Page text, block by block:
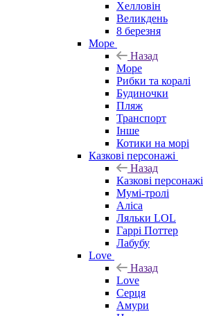
Хелловін
Великдень
8 березня
Море
Назад
Море
Рибки та коралі
Будиночки
Пляж
Транспорт
Інше
Котики на морі
Казкові персонажі
Назад
Казкові персонажі
Мумі-тролі
Аліса
Ляльки LOL
Гаррі Поттер
Лабубу
Love
Назад
Love
Серця
Амури